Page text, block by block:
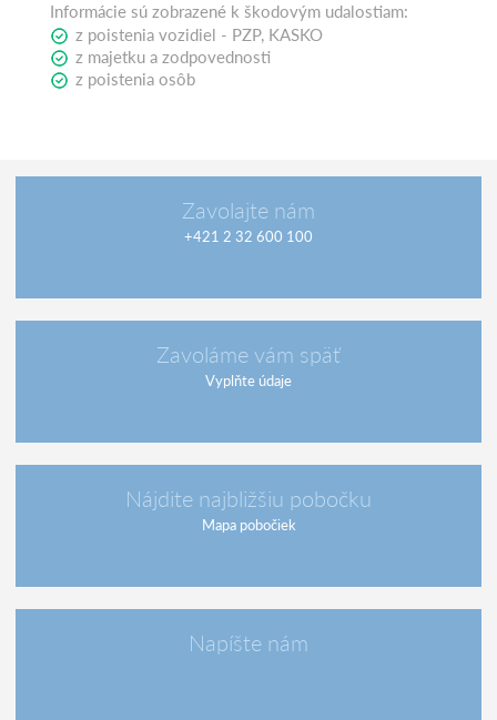
Informácie sú zobrazené k škodovým udalostiam:
z poistenia vozidiel - PZP, KASKO
z majetku a zodpovednosti
z poistenia osôb
Zavolajte nám
+421 2 32 600 100
Zavoláme vám späť
Vyplňte údaje
Nájdite najbližšiu pobočku
Mapa pobočiek
Napíšte nám